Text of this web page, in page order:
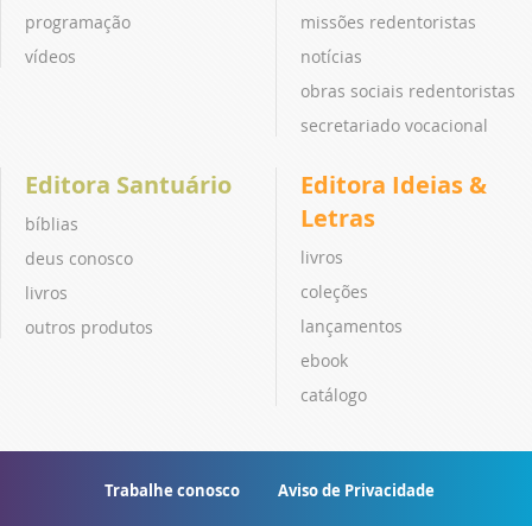
programação
vídeos
missões redentoristas
notícias
obras sociais redentoristas
secretariado vocacional
Editora Santuário
bíblias
deus conosco
livros
outros produtos
Editora Ideias &
Letras
livros
coleções
lançamentos
ebook
catálogo
Trabalhe conosco Aviso de Privacidade